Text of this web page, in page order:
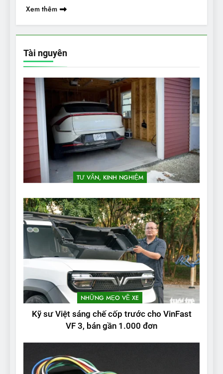
Tài nguyên
TƯ VẤN, KINH NGHIỆM
NHỮNG MẸO VỀ XE
Kỹ sư Việt sáng chế cốp trước cho VinFast
VF 3, bán gần 1.000 đơn
Xem thêm